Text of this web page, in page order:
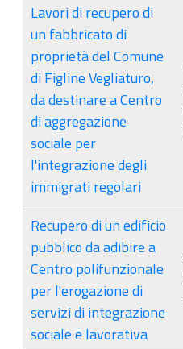
Lavori di recupero di
un fabbricato di
proprietà del Comune
di Figline Vegliaturo,
da destinare a Centro
di aggregazione
sociale per
l'integrazione degli
immigrati regolari
Recupero di un edificio
pubblico da adibire a
Centro polifunzionale
per l'erogazione di
servizi di integrazione
sociale e lavorativa